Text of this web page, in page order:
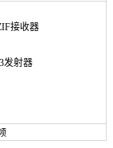
接收器
发射器